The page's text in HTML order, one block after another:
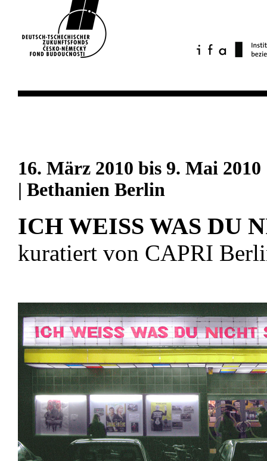
16. März 2010 bis 9. Mai
| Bethanien Berlin
ICH WEISS WAS DU
kuratiert von CAPRI